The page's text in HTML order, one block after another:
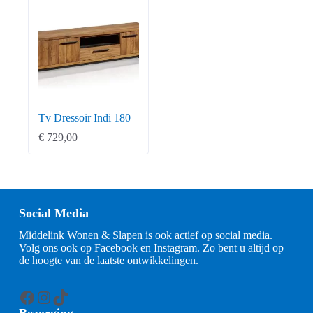
Tv Dressoir Indi 180
€729,00
Social Media
Middelink Wonen & Slapen is ook actief op social media.
Volg ons ook op Facebook en Instagram. Zo bent u altijd op
de hoogte van de laatste ontwikkelingen.
Facebook
Instagram
TikTok